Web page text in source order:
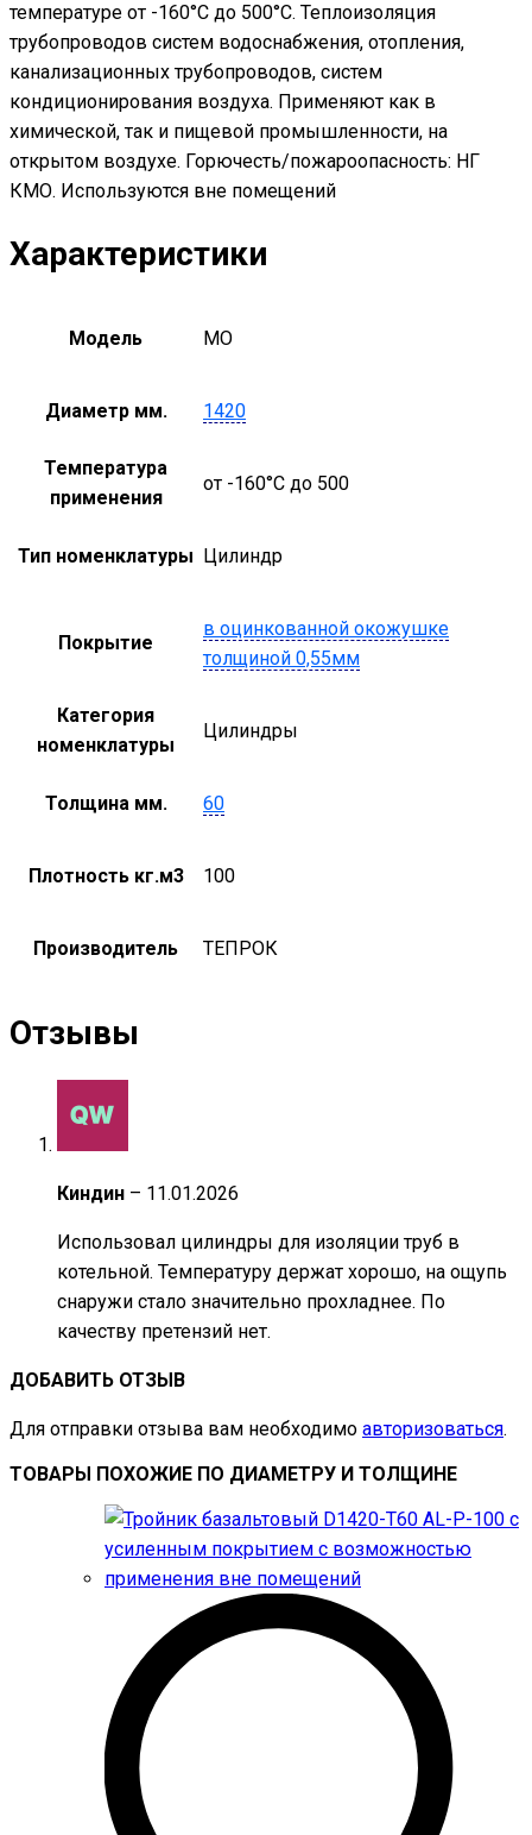
температуре от -160°С до 500°С. Теплоизоляция
трубопроводов систем водоснабжения, отопления,
канализационных трубопроводов, систем
кондиционирования воздуха. Применяют как в
химической, так и пищевой промышленности, на
открытом воздухе. Горючесть/пожароопасность: НГ
КМО. Используются вне помещений
Характеристики
Модель MO
Диаметр мм. 1420
Температура
применения
от -160°С до 500
Тип номенклатуры Цилиндр
Покрытие
в оцинкованной окожушке
толщиной 0,55мм
Категория
номенклатуры
Цилиндры
Толщина мм. 60
Плотность кг.м3 100
Производитель ТЕПРОК
Отзывы
Киндин – 11.01.2026
Использовал цилиндры для изоляции труб в
котельной. Температуру держат хорошо, на ощупь
снаружи стало значительно прохладнее. По
качеству претензий нет.
ДОБАВИТЬ ОТЗЫВ
Для отправки отзыва вам необходимо авторизоваться.
ТОВАРЫ ПОХОЖИЕ ПО ДИАМЕТРУ И ТОЛЩИНЕ